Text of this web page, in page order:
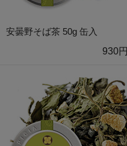
安曇野そば茶 50g 缶入
930円